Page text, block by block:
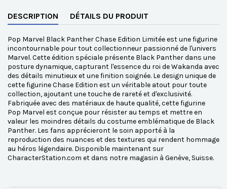
DESCRIPTION DÉTAILS DU PRODUIT
Pop Marvel Black Panther Chase Edition Limitée est une figurine
incontournable pour tout collectionneur passionné de l'univers
Marvel. Cette édition spéciale présente Black Panther dans une
posture dynamique, capturant l'essence du roi de Wakanda avec
des détails minutieux et une finition soignée. Le design unique de
cette figurine Chase Edition est un véritable atout pour toute
collection, ajoutant une touche de rareté et d'exclusivité.
Fabriquée avec des matériaux de haute qualité, cette figurine
Pop Marvel est conçue pour résister au temps et mettre en
valeur les moindres détails du costume emblématique de Black
Panther. Les fans apprécieront le soin apporté à la
reproduction des nuances et des textures qui rendent hommage
au héros légendaire. Disponible maintenant sur
CharacterStation.com et dans notre magasin à Genève, Suisse.